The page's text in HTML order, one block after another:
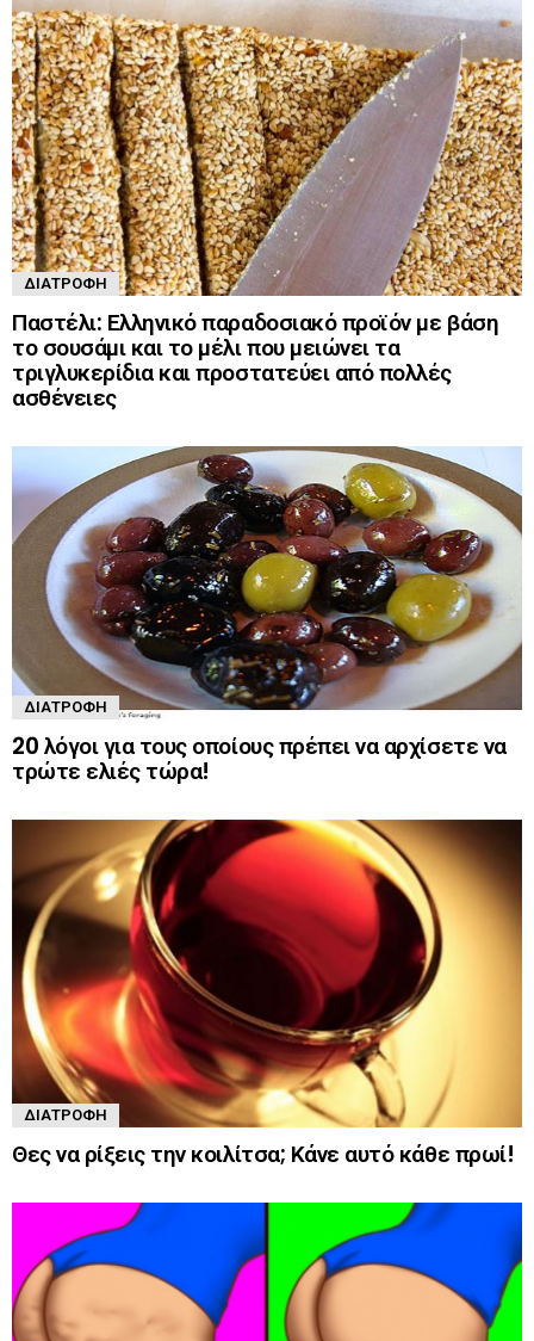
ΔΙΑΤΡΟΦΉ
Παστέλι: Ελληνικό παραδοσιακό προϊόν με βάση
το σουσάμι και το μέλι που μειώνει τα
τριγλυκερίδια και προστατεύει από πολλές
ασθένειες
ΔΙΑΤΡΟΦΉ
20 λόγοι για τους οποίους πρέπει να αρχίσετε να
τρώτε ελιές τώρα!
ΔΙΑΤΡΟΦΉ
Θες να ρίξεις την κοιλίτσα; Κάνε αυτό κάθε πρωί!